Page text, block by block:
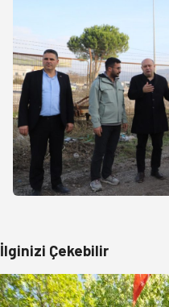
İlginizi Çekebilir